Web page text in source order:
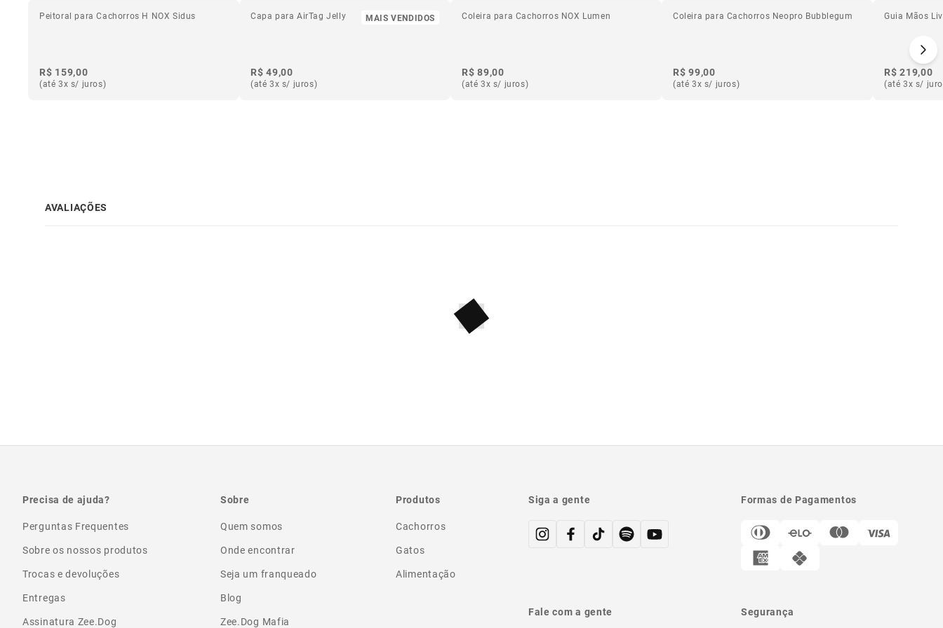
Peitoral para Cachorros H NOX Sidus
R$ 159,00
(até 3x s/ juros)
MAIS VENDIDOS
Capa para AirTag Jelly
R$ 49,00
(até 3x s/ juros)
Coleira para Cachorros NOX Lumen
R$ 89,00
(até 3x s/ juros)
Coleira para Cachorros Neopro Bubblegum
R$ 99,00
(até 3x s/ juros)
Guia Mãos
R$ 219,00
(até 3x s/
AVALIAÇÕES
Precisa de ajuda?
Perguntas Frequentes
Sobre os nossos produtos
Trocas e devoluções
Entregas
Assinatura Zee.Dog
Sobre
Quem somos
Onde encontrar
Seja um franqueado
Blog
Zee.Dog Mafia
Produtos
Cachorros
Gatos
Alimentação
Siga a gente
Fale com a gente
Formas de Pagamentos
Segurança